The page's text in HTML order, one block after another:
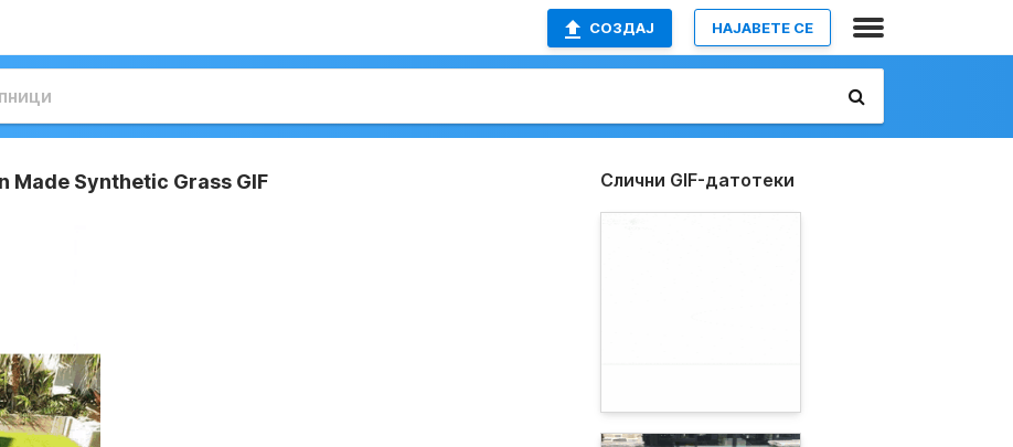
СОЗДАЈ НАЈАВETE СЕ
Made Synthetic Grass GIF Слични GIF-датотеки